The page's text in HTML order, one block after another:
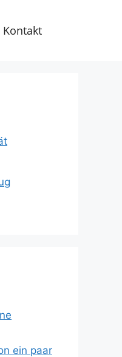
Kontakt
ein paar